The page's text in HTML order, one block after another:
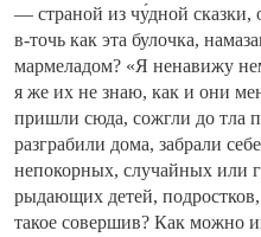
— страной из чу́дной сказки,
в-точь как эта булочка,
мармеладом? «Я ненавижу
я же их не знаю, как и они
пришли сюда, сожгли до тла
разграбили дома, забрали
непокорных, случайных или
рыдающих детей,
такое совершив? Как можно